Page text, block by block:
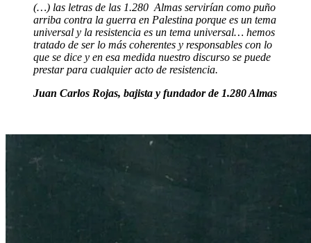
(…) las letras de las 1.280 Almas servirían como puño
arriba contra la guerra en Palestina porque es un tema
universal y la resistencia es un tema universal… hemos
tratado de ser lo más coherentes y responsables con lo
que se dice y en esa medida nuestro discurso se puede
prestar para cualquier acto de resistencia.
Juan Carlos Rojas, bajista y fundador de 1.280 Almas